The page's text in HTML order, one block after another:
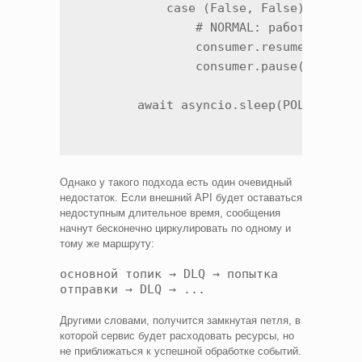
            case (False, False):
# NORMAL: работаем с
Однако у такого подхода есть один очевидный
недостаток. Если внешний API будет оставаться
недоступным длительное время, сообщения
начнут бесконечно циркулировать по одному и
тому же маршруту:
основной топик → DLQ → попытка
отправки → DLQ → ...
Другими словами, получится замкнутая петля, в
которой сервис будет расходовать ресурсы, но
не приближаться к успешной обработке событий.